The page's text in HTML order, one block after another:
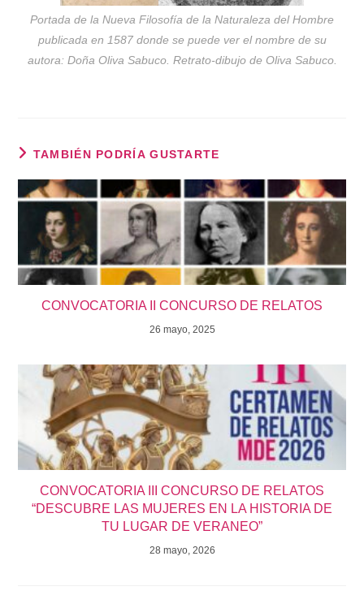
Portada de la Nueva Filosofía de la Naturaleza del Hombre
publicada en 1587 donde se puede ver el nombre de su
autora: Doña Oliva Sabuco. Retrato-dibujo de Oliva Sabuco.
TAMBIÉN PODRÍA GUSTARTE
CONVOCATORIA II CONCURSO DE RELATOS
26 mayo, 2025
CONVOCATORIA III CONCURSO DE RELATOS
“DESCUBRE LAS MUJERES EN LA HISTORIA DE
TU LUGAR DE VERANEO”
28 mayo, 2026